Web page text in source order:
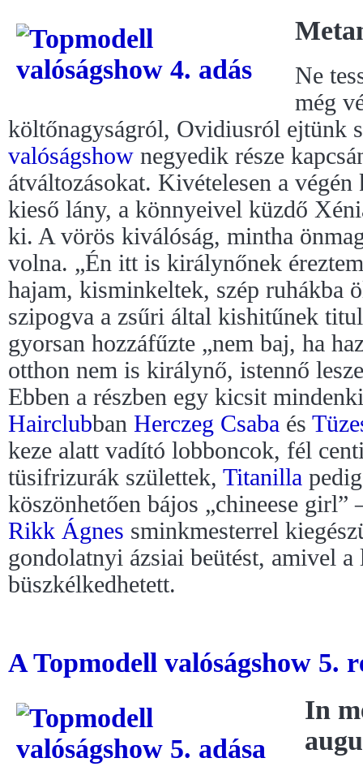
Ne
még
költőnagyságról, Ovidiusról ejtünk
valóságshow negyedik része
átváltozásokat. Kivételesen a
kieső lány, a könnyeivel küzdő
ki. A vörös kiválóság, mintha
volna. „Én itt is királynőnek
hajam, kisminkeltek, szép ruhákba
szipogva a zsűri által kishitűnek
gyorsan hozzáfűzte „nem baj, ha
otthon nem is királynő, istennő
Ebben a részben egy kicsit
Hairclubban Herczeg Csaba és
keze alatt vadító lobboncok, fél
tüsifrizurák születtek, Titanilla
köszönhetően bájos „chineese girl”
Rikk Ágnes sminkmesterrel
gondolatnyi ázsiai beütést, amivel
büszkélkedhetett.
A Topmodell valóságshow 5.
In